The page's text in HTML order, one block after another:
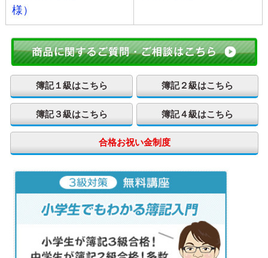
様）
簿記１級はこちら 簿記２級はこちら
簿記３級はこちら 簿記４級はこちら
合格お祝い金制度